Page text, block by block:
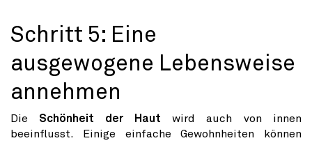
Schritt 5: Eine
ausgewogene Lebensweise
annehmen
Die Schönheit der Haut wird auch von innen
beeinflusst. Einige einfache Gewohnheiten können